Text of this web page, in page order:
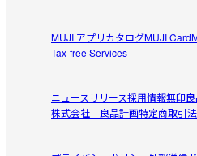
MUJI アプリカタログMUJI Card
Tax-free Services
ニュースリリース採用情報無印
株式会社 良品計画特定商取引